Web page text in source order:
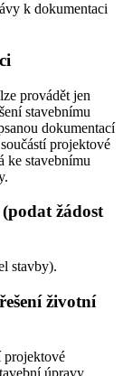
k dokumentaci
provádět jen
stavebnímu
dokumentací
projektové
ke stavebnímu
žádost
stavby).
životní
projektové
úpravy